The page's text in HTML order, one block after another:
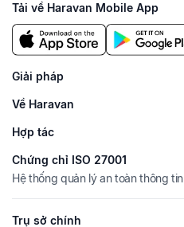
Tải về Haravan Mobile App
Giải pháp
Về Haravan
Hợp tác
Chứng chỉ ISO 27001
Hệ thống quản lý an toàn thông tin
Trụ sở chính